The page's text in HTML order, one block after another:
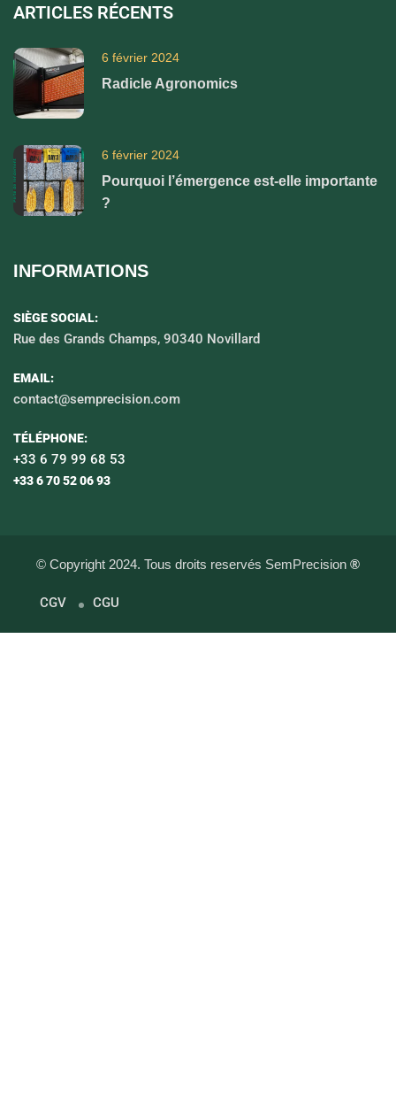
ARTICLES RÉCENTS
6 février 2024
Radicle Agronomics
6 février 2024
Pourquoi l’émergence est-elle importante
?
INFORMATIONS
SIÈGE SOCIAL:
Rue des Grands Champs, 90340 Novillard
EMAIL:
contact@semprecision.com
TÉLÉPHONE:
+33 6 79 99 68 53
+33 6 70 52 06 93
© Copyright 2024. Tous droits reservés SemPrecision ®
CGV CGU